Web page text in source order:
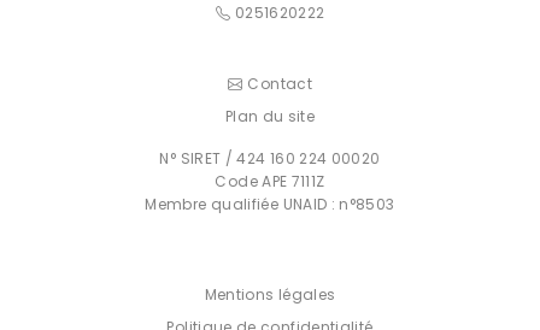
0251620222
Contact
Plan du site
N° SIRET / 424 160 224 00020
Code APE 7111Z
Membre qualifiée UNAID : n°8503
Mentions légales